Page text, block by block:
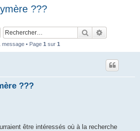
???
Rechercher
message • Page 1 sur 1
???
être intéressés où à la recherche